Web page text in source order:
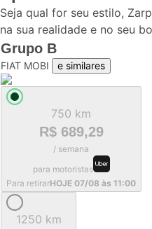
Seja qual for seu estilo,
na sua realidade e no seu
Grupo B
FIAT MOBI e similares
750 km
R$ 689,29
/ semana
para motoristas
Para retirarHOJE 07/08 às 11:00
1250 km